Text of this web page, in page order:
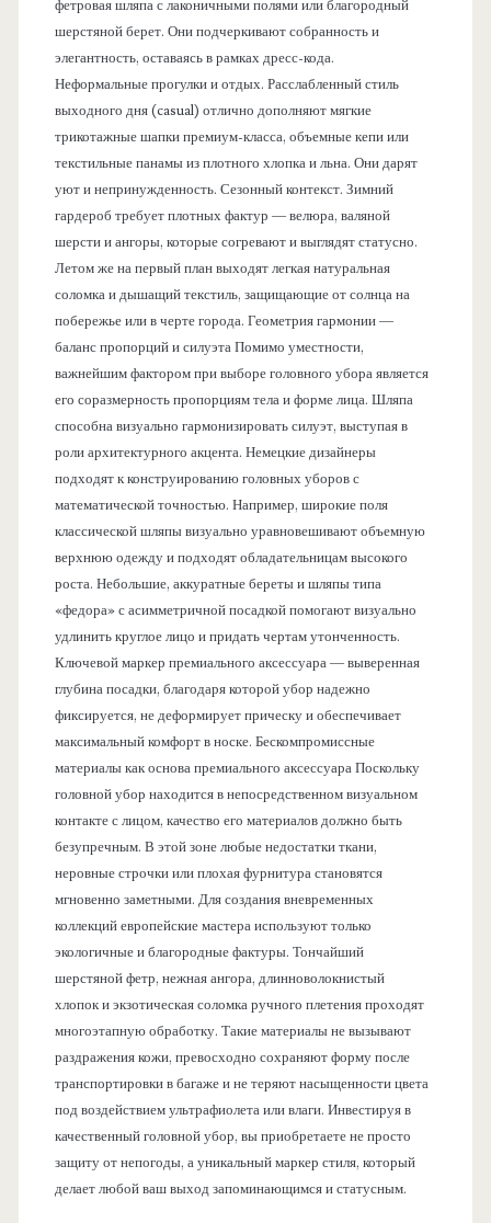
фетровая шляпа с лаконичными полями или благородный
шерстяной берет. Они подчеркивают собранность и
элегантность, оставаясь в рамках дресс-кода.
Неформальные прогулки и отдых. Расслабленный стиль
выходного дня (casual) отлично дополняют мягкие
трикотажные шапки премиум-класса, объемные кепи или
текстильные панамы из плотного хлопка и льна. Они дарят
уют и непринужденность. Сезонный контекст. Зимний
гардероб требует плотных фактур — велюра, валяной
шерсти и ангоры, которые согревают и выглядят статусно.
Летом же на первый план выходят легкая натуральная
соломка и дышащий текстиль, защищающие от солнца на
побережье или в черте города. Геометрия гармонии —
баланс пропорций и силуэта Помимо уместности,
важнейшим фактором при выборе головного убора является
его соразмерность пропорциям тела и форме лица. Шляпа
способна визуально гармонизировать силуэт, выступая в
роли архитектурного акцента. Немецкие дизайнеры
подходят к конструированию головных уборов с
математической точностью. Например, широкие поля
классической шляпы визуально уравновешивают объемную
верхнюю одежду и подходят обладательницам высокого
роста. Небольшие, аккуратные береты и шляпы типа
«федора» с асимметричной посадкой помогают визуально
удлинить круглое лицо и придать чертам утонченность.
Ключевой маркер премиального аксессуара — выверенная
глубина посадки, благодаря которой убор надежно
фиксируется, не деформирует прическу и обеспечивает
максимальный комфорт в носке. Бескомпромиссные
материалы как основа премиального аксессуара Поскольку
головной убор находится в непосредственном визуальном
контакте с лицом, качество его материалов должно быть
безупречным. В этой зоне любые недостатки ткани,
неровные строчки или плохая фурнитура становятся
мгновенно заметными. Для создания вневременных
коллекций европейские мастера используют только
экологичные и благородные фактуры. Тончайший
шерстяной фетр, нежная ангора, длинноволокнистый
хлопок и экзотическая соломка ручного плетения проходят
многоэтапную обработку. Такие материалы не вызывают
раздражения кожи, превосходно сохраняют форму после
транспортировки в багаже и не теряют насыщенности цвета
под воздействием ультрафиолета или влаги. Инвестируя в
качественный головной убор, вы приобретаете не просто
защиту от непогоды, а уникальный маркер стиля, который
делает любой ваш выход запоминающимся и статусным.